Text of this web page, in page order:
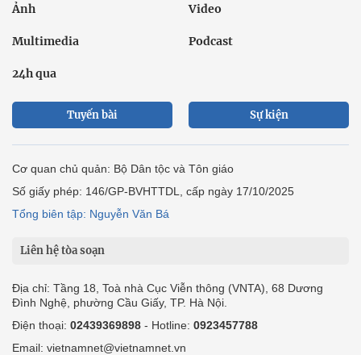
Ảnh Video
Multimedia Podcast
24h qua
Tuyến bài Sự kiện
Cơ quan chủ quản: Bộ Dân tộc và Tôn giáo
Số giấy phép: 146/GP-BVHTTDL, cấp ngày 17/10/2025
Tổng biên tập: Nguyễn Văn Bá
Liên hệ tòa soạn
Địa chỉ: Tầng 18, Toà nhà Cục Viễn thông (VNTA), 68 Dương
Đình Nghệ, phường Cầu Giấy, TP. Hà Nội.
Điện thoại: 02439369898 - Hotline: 0923457788
Email: vietnamnet@vietnamnet.vn